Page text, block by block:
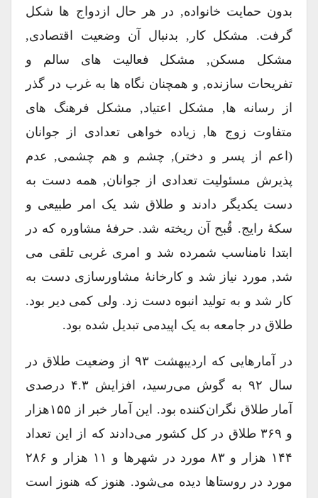
بدون حمایت خانواده, در هر حال ازدواج ها شکل
گرفت. مشکل کار, بدنبال آن وضعیت اقتصادی,
مشکل مسکن, مشکل فعالیت های سالم و
تفریحات سازنده, و همچنان نگاه ها به غرب در گذر
از رسانه ها, مشکل اعتیاد, مشکل فرهنگ های
متفاوت زوج ها, زیاده خواهی تعدادی از جوانان
(اعم از پسر و دختر), چشم و هم چشمی, عدم
پذیرش مسئولیت تعدادی از جوانان, همه دست به
دست یکدیگر دادند و طلاق شد یک امر طبیعی و
سکۀ رایج. قُبح آن ریخته شد. حرفۀ مشاوره که در
ابتدا نامناسب شمرده شد و امری غربی تلقی می
شد, مورد نیاز شد و کارخانۀ مشاورسازی دست به
کار شد و به تولید انبوه دست زد. ولی کمی دیر بود.
طلاق در جامعه به یک اپیدمی تبدیل شده بود.
در آمارهایی که اردیبهشت ۹۳ از وضعیت طلاق در
سال ۹۲ به گوش می‌رسید، افزایش ۴.۳ درصدی
آمار طلاق نگران‌‌کننده بود. این آمار خبر از ۱۵۵هزار
و ۳۶۹ طلاق در کل کشور می‌دادند که از این تعداد
۱۴۴ هزار و ۸۳ مورد در شهرها و ۱۱ هزار و ۲۸۶
مورد در روستاها دیده می‌شود. هنوز که هنوز است